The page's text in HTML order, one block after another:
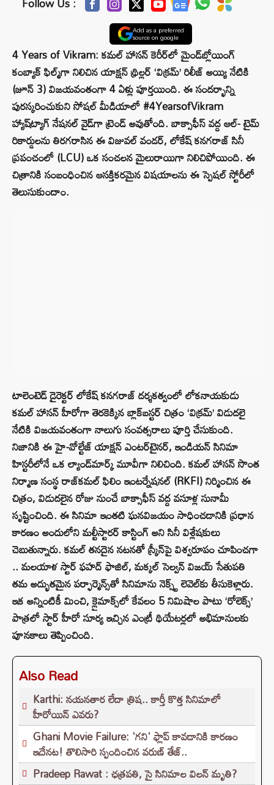
Add as a preferred
source on google
4 Years of Vikram: కమల్ హాసన్ కెరీర్‌లో మైండ్‌బ్లోయింగ్
కంబ్యాక్ ఫిల్మ్‌గా నిలిచిన యాక్షన్ థ్రిల్లర్ ‘విక్రమ్’ రిలీజ్ అయ్యి నేటికి
(జూన్ 3) విజయవంతంగా 4 ఏళ్లు పూర్తయింది. ఈ సందర్భాన్ని
పురస్కరించుకుని సోషల్ మీడియాలో #4YearsofVikram
హ్యాష్‌ట్యాగ్ నేషనల్ వైడ్‌గా ట్రెండ్ అవుతోంది. బాక్సాఫీస్ వద్ద ఆల్- టైమ్
రికార్డులను తిరగరాసిన ఈ విజువల్ వండర్, లోకేష్ కనగరాజ్ సినీ
ప్రపంచంలో (LCU) ఒక సంచలన మైలురాయిగా నిలిచిపోయింది. ఈ
చిత్రానికి సంబంధించిన ఆసక్తికరమైన విషయాలను ఈ స్పెషల్ స్టోరీలో
తెలుసుకుందాం.
టాలెంటెడ్ డైరెక్టర్ లోకేష్ కనగరాజ్ దర్శకత్వంలో లోకనాయకుడు
కమల్ హాసన్ హీరోగా తెరకెక్కిన బ్లాక్‌బస్టర్ చిత్రం ‘విక్రమ్’ విడుదలై
నేటికి విజయవంతంగా నాలుగు సంవత్సరాలు పూర్తి చేసుకుంది.
నిజానికి ఈ హై-వోల్టేజ్ యాక్షన్ ఎంటర్‌టైనర్, ఇండియన్ సినిమా
హిస్టరీలోనే ఒక ల్యాండ్‌మార్క్ మూవీగా నిలిచింది. కమల్ హాసన్ సొంత
నిర్మాణ సంస్థ రాజ్‌కమల్ ఫిలిం ఇంటర్నేషనల్ (RKFI) నిర్మించిన ఈ
చిత్రం, విడుదలైన రోజు నుంచే బాక్సాఫీస్ వద్ద వసూళ్ల సునామీ
సృష్టించింది. ఈ సినిమా ఇంతటి ఘనవిజయం సాధించడానికి ప్రధాన
కారణం అందులోని మల్టీస్టారర్ కాస్టింగ్ అని సినీ విశ్లేషకులు
చెబుతున్నారు. కమల్ తనదైన నటనతో స్క్రీన్‌పై విశ్వరూపం చూపించగా
.. మలయాళ స్టార్ ఫహద్ ఫాజిల్, మక్కల్ సెల్వన్ విజయ్ సేతుపతి
తమ అద్భుతమైన పర్ఫార్మెన్స్‌తో సినిమాను నెక్స్ట్‌ లెవెల్‌కు తీసుకెళ్లారు.
ఇక అన్నింటికీ మించి, క్లైమాక్స్‌లో కేవలం 5 నిమిషాల పాటు ‘రోలెక్స్’
పాత్రలో స్టార్ హీరో సూర్య ఇచ్చిన ఎంట్రీ థియేటర్లలో అభిమానులకు
పూనకాలు తెప్పించింది.
Also Read
Karthi: నయనతార లేదా త్రిష.. కార్తీ కొత్త సినిమాలో
హీరోయిన్ ఎవరు?
Ghani Movie Failure: 'గని' ఫ్లాప్‌ కావడానికి కారణం
ఇదేనట! తొలిసారి స్పందించిన వరుణ్ తేజ్..
Pradeep Rawat : ఛత్రపతి, సై సినిమాల విలన్ మృతి?